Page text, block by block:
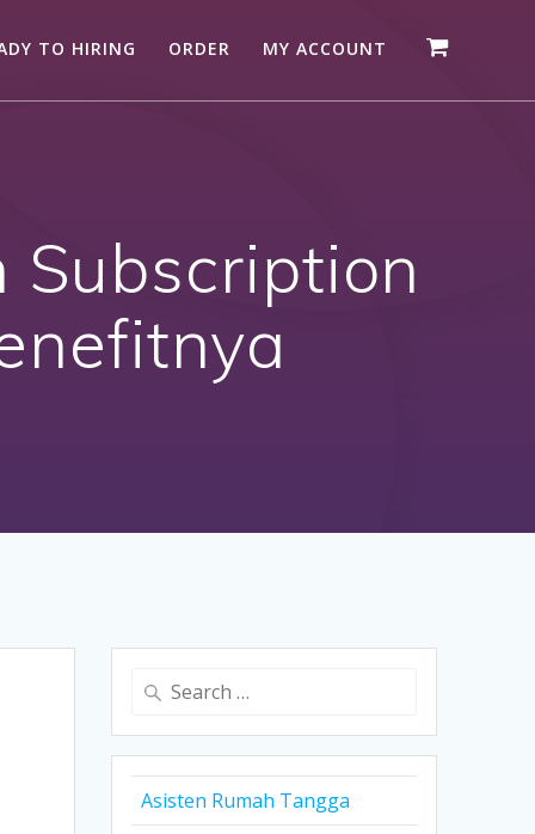
TO HIRING ORDER MY ACCOUNT
Subscription
Search
Asisten Rumah Tangga